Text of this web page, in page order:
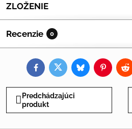
ZLOŽENIE
Recenzie 0
FacebookTwitterBlueskyPinterest
Predchádzajúci
produkt